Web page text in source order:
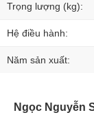
Trọng lượng (kg):
Hệ điều hành:
Năm sản xuất:
Ngọc Nguyễn